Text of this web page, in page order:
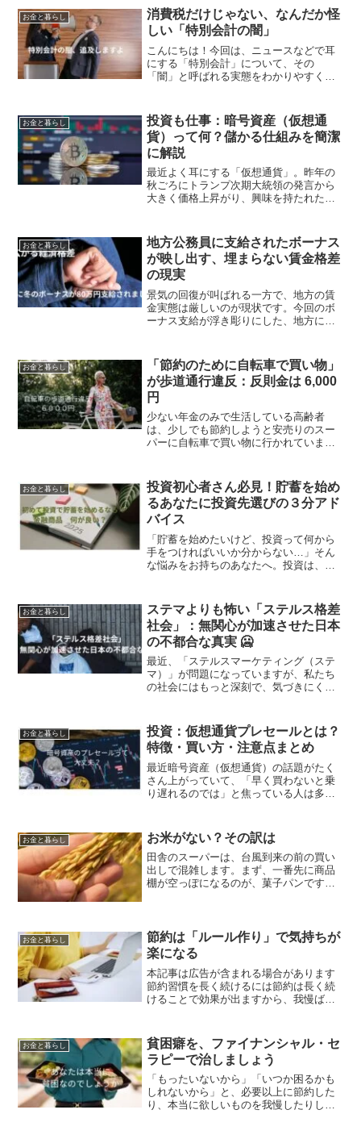
お金と暮らし
消費税だけじゃない、なんだか怪
しい「特別会計の闇」
こんにちは！今回は、ニュースなどで耳
にする「特別会計」について、その
「闇」と呼ばれる実態をわかりやすく解
「一般会計」と「特別会計」に分かれて
います。「一般会計」は、税金な...
お金と暮らし
投資も仕事：暗号資産（仮想通
貨）って何？儲かる仕組みを簡潔
に解説
最近よく耳にする「仮想通貨」。昨年の
秋ごろにトランプ次期大統領の発言から
大きく価格上昇がり、興味を持たれた人
たことがある方もいるかもしれません
が、「なんだか難しそう」「...
お金と暮らし
地方公務員に支給されたボーナス
が映し出す、埋まらない賃金格差
の現実
景気の回復が叫ばれる一方で、地方の賃
金実態は厳しいのが現状です。今回のボ
ーナス支給が浮き彫りにした、地方にお
方公務員の「特権」と、中小企業との格
差報道によると、昨年度...
お金と暮らし
「節約のために自転車で買い物」
が歩道通行違反：反則金は 6,000
円
少ない年金のみで生活している高齢者
は、少しでも節約しようと安売りのスー
パーに自転車で買い物に行かれていま
が、一番の節約手段でもある食料品が値
上がり続きですので、少しでも...
お金と暮らし
投資初心者さん必見！貯蓄を始め
るあなたに投資先選びの３分アド
バイス
「貯蓄を始めたいけど、投資って何から
手をつければいいか分からない…」そん
な悩みをお持ちのあなたへ。投資は、将
らこそ、最初の投資先選びは慎重に行い
たいもの。さらに、投資...
お金と暮らし
ステマよりも怖い「ステルス格差
社会」：無関心が加速させた日本
の不都合な真実 🥶
最近、「ステルスマーケティング（ステ
マ）」が問題になっていますが、私たち
の社会にはもっと深刻で、気づきにくい
差が固定化し、その存在すら意識されな
くなる、日本が直面す...
お金と暮らし
投資：仮想通貨プレセールとは？
特徴・買い方・注意点まとめ
最近暗号資産（仮想通貨）の話題がたく
さん上がっていて、「早く買わないと乗
り遅れるのでは」と焦っている人は多い
り、その中でもプレセールは初期段階で
トークンを購入できる魅力的...
お金と暮らし お米がない？その訳は
田舎のスーパーは、台風到来の前の買い
出しで混雑します。まず、一番先に商品
棚が空っぽになるのが、菓子パンです。
ので、ちょっとその売り...
お金と暮らし
節約は「ルール作り」で気持ちが
楽になる
本記事は広告が含まれる場合があります
節約習慣を長く続けるには節約は長く続
けることで効果が出ますから、我慢ばか
賢いお金の使い方ルールを決めておきま
しょう。💰 節約体質★５つ...
お金と暮らし
貧困癖を、ファイナンシャル・セ
ラピーで治しましょう
「もったいないから」「いつか困るかも
しれないから」と、必要以上に節約した
り、本当に欲しいものを我慢したりして